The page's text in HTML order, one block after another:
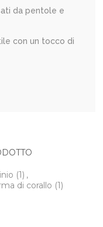
da pentole e
con un tocco di
(1) ,
di corallo (1)